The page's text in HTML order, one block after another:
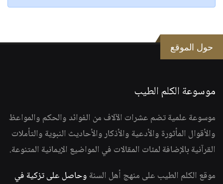
حول الموقع
موسوعة الكلم الطيب
موسوعة علمية تضم عشرات الآلاف من الفوائد والحكم والمواعظ
والأقوال المأثورة والأدعية والأذكار والأحاديث النبوية والتأملات
القرآنية بالإضافة لمئات المقالات في المواضيع الإيمانية المتنوعة.
موقع الكلم الطيب على منهج أهل السنة وحاصل على تزكية في